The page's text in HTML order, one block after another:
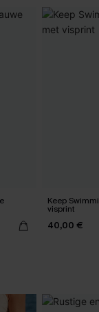
Keep
visprint
40,00 €